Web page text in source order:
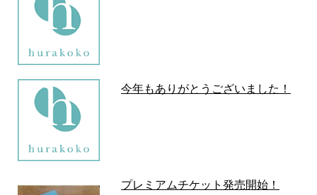
今年もありがとうございました！
プレミアムチケット発売開始！